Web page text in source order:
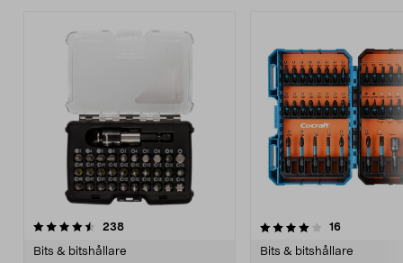
238recensioner
Bits & bitshållare
4.0 av 5 stjärnor 16recensioner
Bits & bitshållare
4.5 av 5 stjärnor